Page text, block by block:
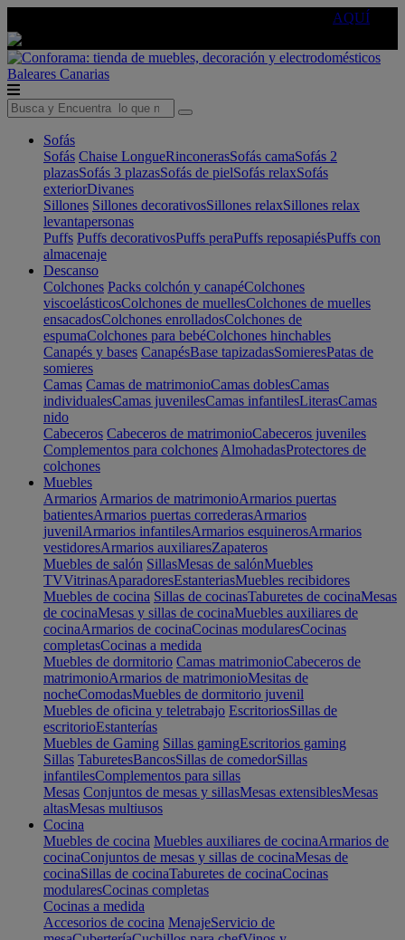
AQUÍ
Baleares Canarias
Sofás
Sofás Chaise LongueRinconerasSofás camaSofás 2
plazasSofás 3 plazasSofás de pielSofás relaxSofás
exteriorDivanes
Sillones Sillones decorativosSillones relaxSillones relax
levantapersonas
Puffs Puffs decorativosPuffs peraPuffs reposapiésPuffs con
almacenaje
Descanso
Colchones Packs colchón y canapéColchones
viscoelásticosColchones de muellesColchones de muelles
ensacadosColchones enrolladosColchones de
espumaColchones para bebéColchones hinchables
Canapés y bases CanapésBase tapizadasSomieresPatas de
somieres
Camas Camas de matrimonioCamas doblesCamas
individualesCamas juvenilesCamas infantilesLiterasCamas
nido
Cabeceros Cabeceros de matrimonioCabeceros juveniles
Complementos para colchones AlmohadasProtectores de
colchones
Muebles
Armarios Armarios de matrimonioArmarios puertas
batientesArmarios puertas correderasArmarios
juvenilArmarios infantilesArmarios esquinerosArmarios
vestidoresArmarios auxiliaresZapateros
Muebles de salón SillasMesas de salónMuebles
TVVitrinasAparadoresEstanteriasMuebles recibidores
Muebles de cocina Sillas de cocinasTaburetes de cocinaMesas
de cocinaMesas y sillas de cocinaMuebles auxiliares de
cocinaArmarios de cocinaCocinas modularesCocinas
completasCocinas a medida
Muebles de dormitorio Camas matrimonioCabeceros de
matrimonioArmarios de matrimonioMesitas de
nocheComodasMuebles de dormitorio juvenil
Muebles de oficina y teletrabajo EscritoriosSillas de
escritorioEstanterías
Muebles de Gaming Sillas gamingEscritorios gaming
Sillas TaburetesBancosSillas de comedorSillas
infantilesComplementos para sillas
Mesas Conjuntos de mesas y sillasMesas extensiblesMesas
altasMesas multiusos
Cocina
Muebles de cocina Muebles auxiliares de cocinaArmarios de
cocinaConjuntos de mesas y sillas de cocinaMesas de
cocinaSillas de cocinaTaburetes de cocinaCocinas
modularesCocinas completas
Cocinas a medida
Accesorios de cocina MenajeServicio de